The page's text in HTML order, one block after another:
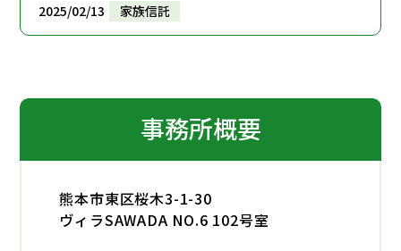
2025/02/13 家族信託
家族信託
家族信託の信託監督人とは？必要なケースや権
事務所概要
熊本市東区桜木3-1-30
ヴィラSAWADA NO.6 102号室